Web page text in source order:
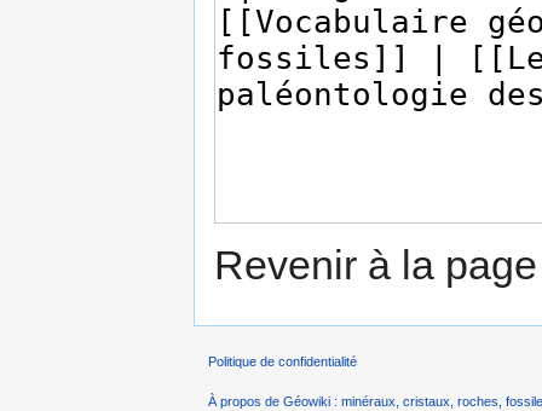
Revenir à la
Politique de confidentialité
À propos de Géowiki : minéraux, cristaux, roches,